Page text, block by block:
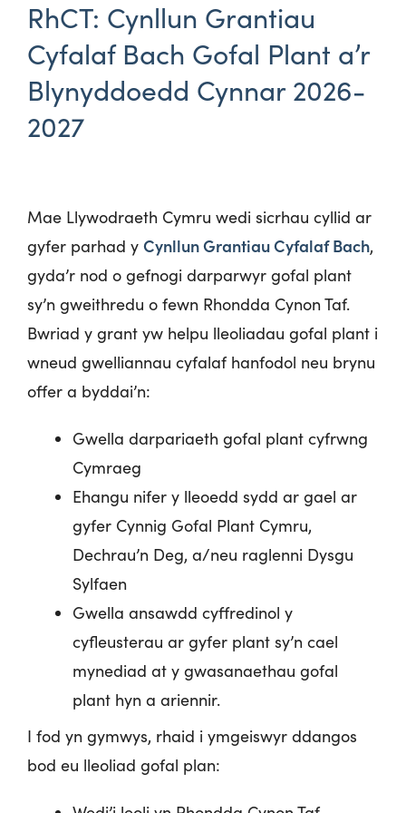
RhCT: Cynllun Grantiau
Cyfalaf Bach Gofal Plant a’r
Blynyddoedd Cynnar 2026-
2027
Mae Llywodraeth Cymru wedi sicrhau cyllid ar
gyfer parhad y Cynllun Grantiau Cyfalaf Bach,
gyda’r nod o gefnogi darparwyr gofal plant
sy’n gweithredu o fewn Rhondda Cynon Taf.
Bwriad y grant yw helpu lleoliadau gofal plant i
wneud gwelliannau cyfalaf hanfodol neu brynu
offer a byddai’n:
Gwella darpariaeth gofal plant cyfrwng
Cymraeg
Ehangu nifer y lleoedd sydd ar gael ar
gyfer Cynnig Gofal Plant Cymru,
Dechrau’n Deg, a/neu raglenni Dysgu
Sylfaen
Gwella ansawdd cyffredinol y
cyfleusterau ar gyfer plant sy’n cael
mynediad at y gwasanaethau gofal
plant hyn a ariennir.
I fod yn gymwys, rhaid i ymgeiswyr ddangos
bod eu lleoliad gofal plan: